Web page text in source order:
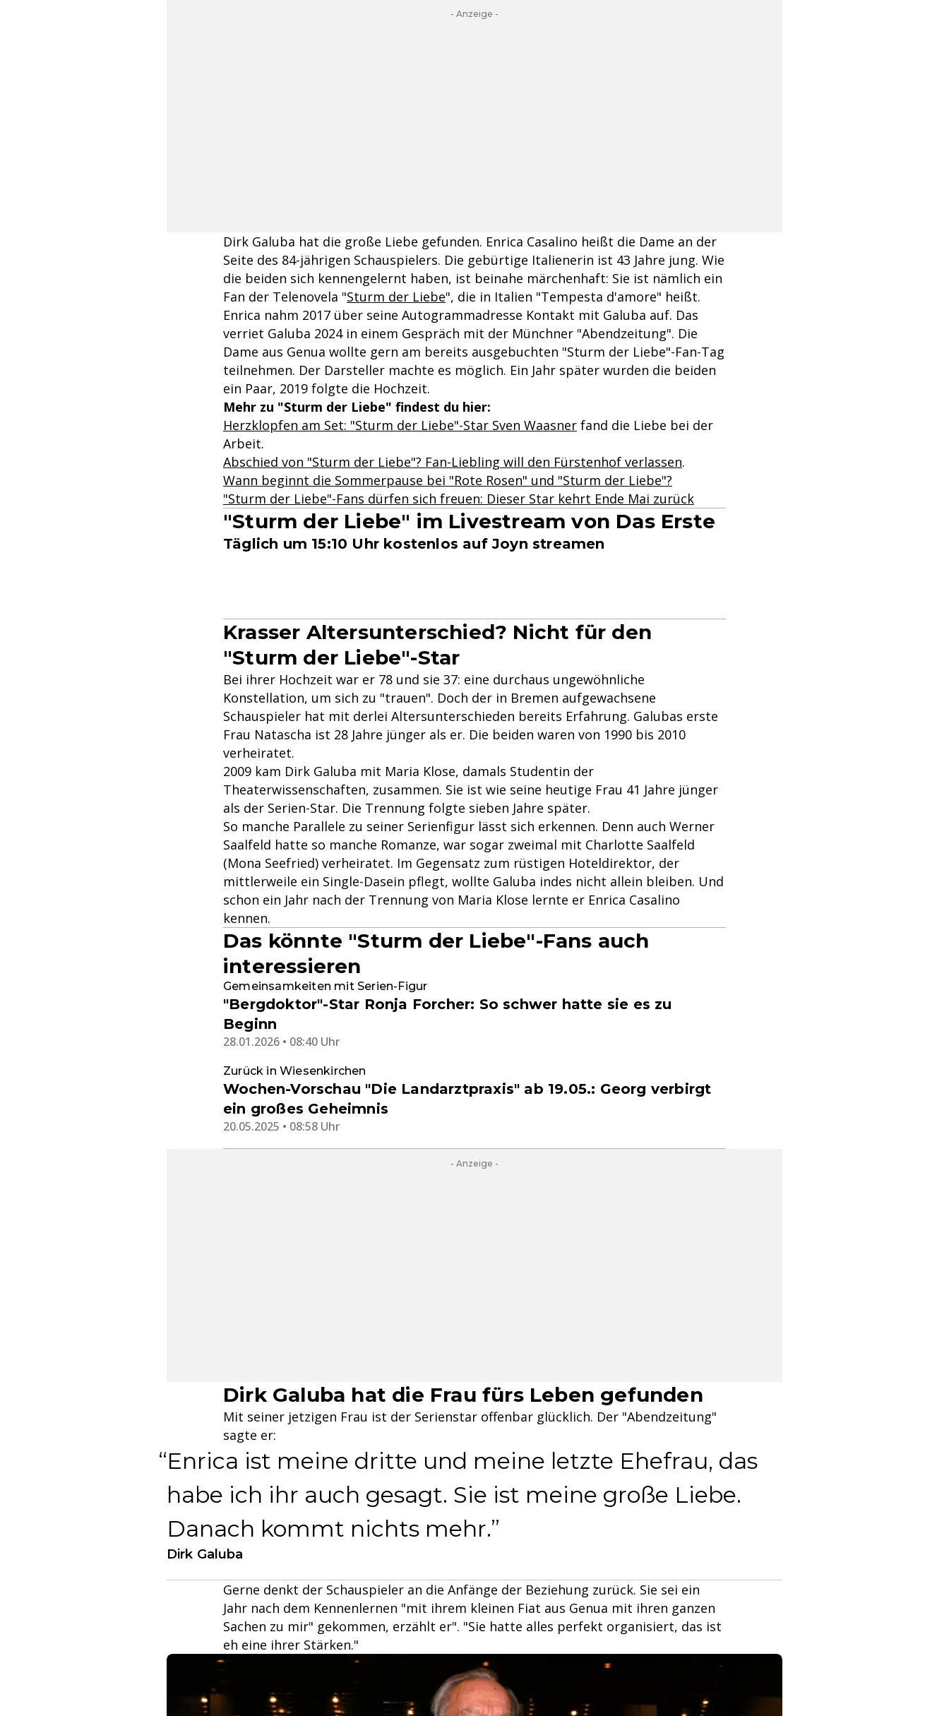
- Anzeige -
Dirk Galuba hat die große Liebe gefunden. Enrica Casalino heißt die Dame an der
Seite des 84-jährigen Schauspielers. Die gebürtige Italienerin ist 43 Jahre jung. Wie
die beiden sich kennengelernt haben, ist beinahe märchenhaft: Sie ist nämlich ein
Fan der Telenovela "Sturm der Liebe", die in Italien "Tempesta d'amore" heißt.
Enrica nahm 2017 über seine Autogrammadresse Kontakt mit Galuba auf. Das
verriet Galuba 2024 in einem Gespräch mit der Münchner "Abendzeitung". Die
Dame aus Genua wollte gern am bereits ausgebuchten "Sturm der Liebe"-Fan-Tag
teilnehmen. Der Darsteller machte es möglich. Ein Jahr später wurden die beiden
ein Paar, 2019 folgte die Hochzeit.
Mehr zu "Sturm der Liebe" findest du hier:
Herzklopfen am Set: "Sturm der Liebe"-Star Sven Waasner fand die Liebe bei der
Arbeit.
Abschied von "Sturm der Liebe"? Fan-Liebling will den Fürstenhof verlassen.
Wann beginnt die Sommerpause bei "Rote Rosen" und "Sturm der Liebe"?
"Sturm der Liebe"-Fans dürfen sich freuen: Dieser Star kehrt Ende Mai zurück
"Sturm der Liebe" im Livestream von Das Erste
Täglich um 15:10 Uhr kostenlos auf Joyn streamen
Krasser Altersunterschied? Nicht für den
"Sturm der Liebe"-Star
Bei ihrer Hochzeit war er 78 und sie 37: eine durchaus ungewöhnliche
Konstellation, um sich zu "trauen". Doch der in Bremen aufgewachsene
Schauspieler hat mit derlei Altersunterschieden bereits Erfahrung. Galubas erste
Frau Natascha ist 28 Jahre jünger als er. Die beiden waren von 1990 bis 2010
verheiratet.
2009 kam Dirk Galuba mit Maria Klose, damals Studentin der
Theaterwissenschaften, zusammen. Sie ist wie seine heutige Frau 41 Jahre jünger
als der Serien-Star. Die Trennung folgte sieben Jahre später.
So manche Parallele zu seiner Serienfigur lässt sich erkennen. Denn auch Werner
Saalfeld hatte so manche Romanze, war sogar zweimal mit Charlotte Saalfeld
(Mona Seefried) verheiratet. Im Gegensatz zum rüstigen Hoteldirektor, der
mittlerweile ein Single-Dasein pflegt, wollte Galuba indes nicht allein bleiben. Und
schon ein Jahr nach der Trennung von Maria Klose lernte er Enrica Casalino
kennen.
Das könnte "Sturm der Liebe"-Fans auch
interessieren
Gemeinsamkeiten mit Serien-Figur
"Bergdoktor"-Star Ronja Forcher: So schwer hatte sie es zu
Beginn
28.01.2026 • 08:40 Uhr
Zurück in Wiesenkirchen
Wochen-Vorschau "Die Landarztpraxis" ab 19.05.: Georg verbirgt
ein großes Geheimnis
20.05.2025 • 08:58 Uhr
- Anzeige -
Dirk Galuba hat die Frau fürs Leben gefunden
Mit seiner jetzigen Frau ist der Serienstar offenbar glücklich. Der "Abendzeitung"
sagte er:
Enrica ist meine dritte und meine letzte Ehefrau, das
habe ich ihr auch gesagt. Sie ist meine große Liebe.
Danach kommt nichts mehr.
Dirk Galuba
Gerne denkt der Schauspieler an die Anfänge der Beziehung zurück. Sie sei ein
Jahr nach dem Kennenlernen "mit ihrem kleinen Fiat aus Genua mit ihren ganzen
Sachen zu mir" gekommen, erzählt er". "Sie hatte alles perfekt organisiert, das ist
eh eine ihrer Stärken."